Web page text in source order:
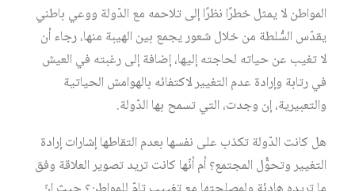
المواطن لا يمثل خطرًا نظرًا إلى تلاحمه مع الدّولة ووعي باطني
يقدّس السُّلطة من خلال شعور يجمع بين الهيبة منها، رجاء أن
لا تغيب عن حياته لحاجته إليها، إضافة إلى رغبته في العيش
في رتابة وإرادة عدم التغيير لاكتفائه بالهوامش الحياتية
والتعبيرية، إن وجدت، التي تسمح بها الدّولة.
هل كانت الدّولة تكذب على نفسها بعدم التقاطها إشارات إرادة
التغيير وتحوُّل المجتمع؟ أم أنّها كانت تريد تصوير العلاقة وفق